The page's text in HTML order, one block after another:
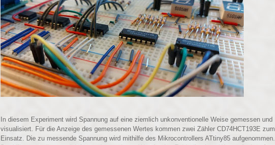
In diesem Experiment wird Spannung auf eine ziemlich unkonventionelle Weise gemessen und
visualisiert. Für die Anzeige des gemessenen Wertes kommen zwei Zähler CD74HCT193E zum
Einsatz. Die zu messende Spannung wird mithilfe des Mikrocontrollers ATtiny85 aufgenommen.